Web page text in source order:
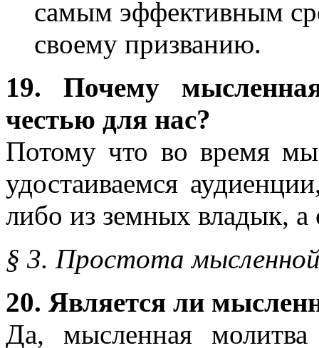
самым эффективным
своему призванию.
19. Почему
честью для нас?
Потому что во время
удостаиваемся
либо из земных владык,
§ 3. Простота
20. Является ли
Да, мысленная